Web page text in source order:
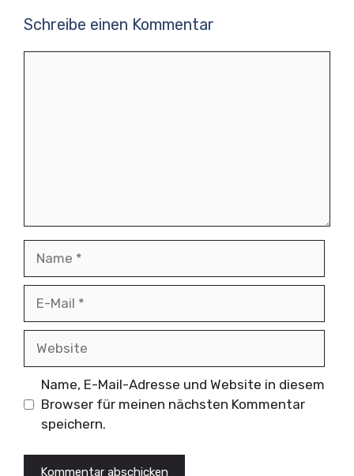
Schreibe einen Kommentar
Name, E-Mail-Adresse und Website in diesem
Browser für meinen nächsten Kommentar
speichern.